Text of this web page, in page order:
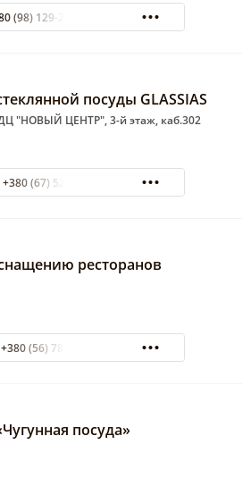
(98) 129-26-61 Анна
посуды GLASSIAS
"НОВЫЙ ЦЕНТР", 3-й этаж, каб.302
+380 (67) 524-0144
ресторанов
+380 (56) 788-28-87
посуда»